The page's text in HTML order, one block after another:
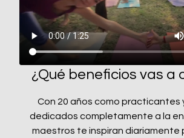
¿Qué beneficios vas a
Con 20 años como practicantes
dedicados completamente a la
maestros te inspiran diariamente